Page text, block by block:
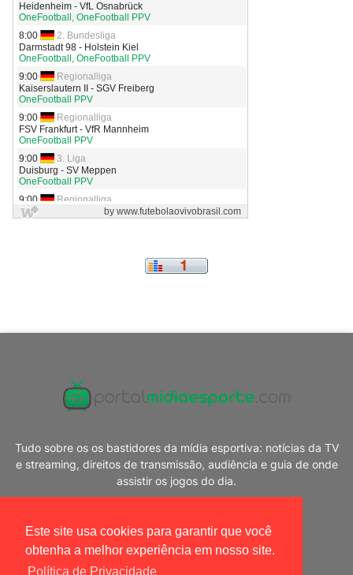
Este site usa cookies para garantir que você
obtenha a melhor experiência em nosso site.
Política de Privacidade
Tudo sobre os os bastidores da mídia esportiva: notícias da TV
e streaming, direitos de transmissão, audiência e guia de onde
assistir os jogos do dia.